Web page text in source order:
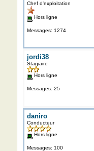
Chef d'exploitation
Hors ligne
Messages: 1274
jordi38
Stagiaire
Hors ligne
Messages: 25
daniro
Conducteur
Hors ligne
Messages: 100